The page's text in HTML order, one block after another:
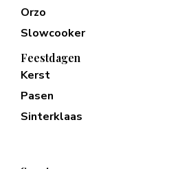
Orzo
Slowcooker
Feestdagen
Kerst
Pasen
Sinterklaas